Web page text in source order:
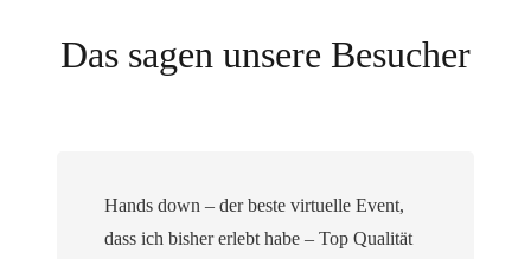
Das sagen unsere Besucher
Hands down – der beste virtuelle Event,
dass ich bisher erlebt habe – Top Qualität